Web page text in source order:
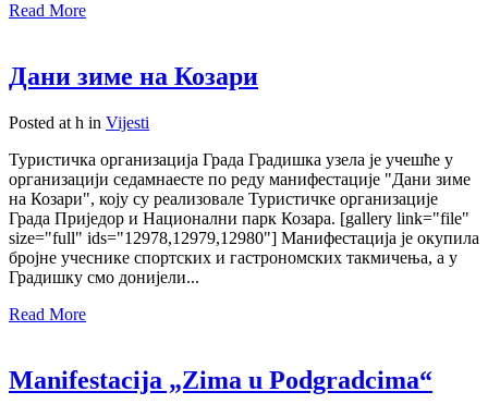
Read More
Дани зиме на Козари
Posted at h in Vijesti
Туристичка организација Града Градишка узела је учешће у
организацији седамнаесте по реду манифестације "Дани зиме
на Козари", коју су реализовале Туристичке организације
Града Приједор и Национални парк Козара. [gallery link="file"
size="full" ids="12978,12979,12980"] Манифестација је окупила
бројне учеснике спортских и гастрономских такмичења, а у
Градишку смо донијели...
Read More
Manifestacija „Zima u Podgradcima“